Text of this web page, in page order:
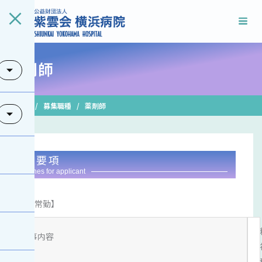
薬剤師
Home / 募集職種 / 薬剤師
募集要項
guidelines for applicant
【常勤】
仕事内容